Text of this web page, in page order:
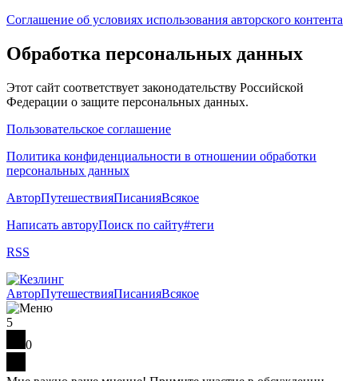
Соглашение об условиях использования авторского контента
Обработка персональных данных
Этот сайт соответствует законодательству Российской
Федерации о защите персональных данных.
Пользовательское соглашение
Политика конфиденциальности в отношении обработки
персональных данных
АвторПутешествияПисанияВсякое
Написать авторуПоиск по сайту#теги
RSS
АвторПутешествияПисанияВсякое
5
0